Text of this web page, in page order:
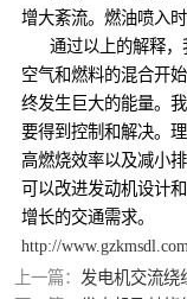
增大紊流。燃油喷入
通过以上的解释，
空气和燃料的混合开
终发生巨大的能量。
要得到控制和解决。
高燃烧效率以及减小
可以改进发动机设计
增长的交通需求。
http://www.gzkmsdl.com
上一篇： 发电机交流绕